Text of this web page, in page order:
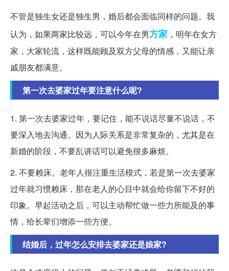
不管是独生女还是独生男，婚后都会面临同样的问题。我
认为，如果两家比较远，可以今年在男方家 ，明年在女方
家，大家轮流，这样既能顾及双方父母的情感，又能让亲
戚朋友都满意。
第一次去婆家过年要注意什么呢?
1. 第一次去婆家过年，要记住，能不说话尽量不说话，不
要深入地去沟通。因为人际关系是非常复杂的，尤其是在
新婚的阶段，不要乱讲话可以避免很多麻烦。
2. 不要赖床。老年人很注重生活模式，若是第一次去婆家
过年就习惯赖床，那在老人的心目中就会给你留下不好的
印象。早起活动之后，可以主动帮忙做一些力所能及的事
情，给长辈们增添一些方便。
结婚后，过年怎么安排去婆家还是娘家?